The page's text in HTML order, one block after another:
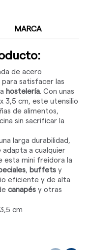
MARCA
de acero
para satisfacer las
hostelería. Con unas
3,5 cm, este utensilio
de alimentos,
sin sacrificar la
larga durabilidad,
adapta a cualquier
esta mini freidora la
, buffets y
eficiente y de alta
canapés y otras
cm